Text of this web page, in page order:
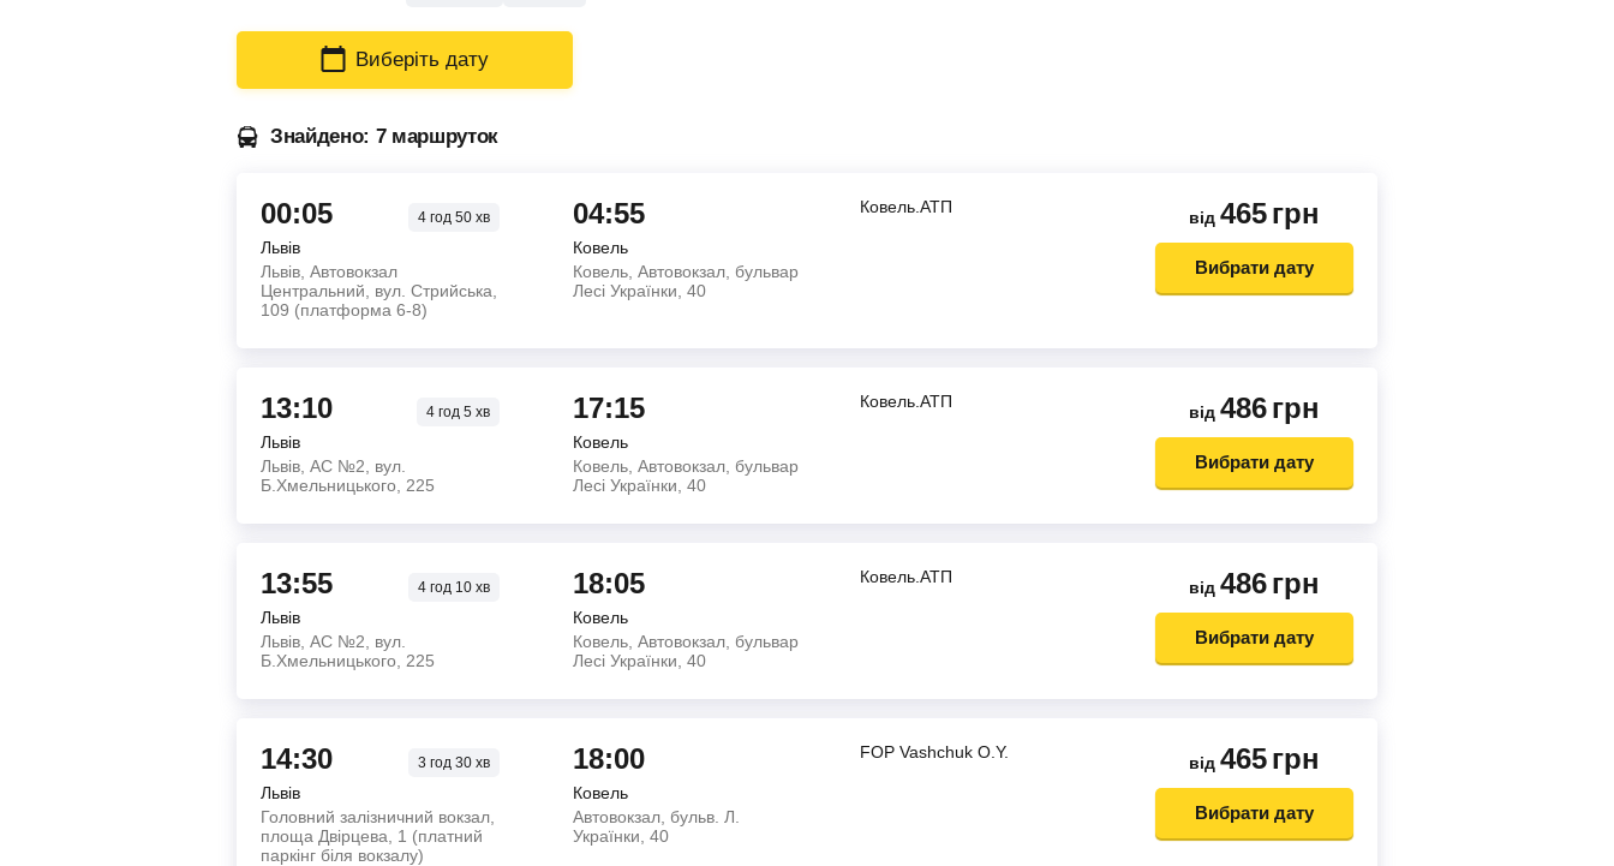
Виберіть дату
Знайдено: 7 маршруток
00:05 4 год50 хв
Львів
Львів, Автовокзал
Центральний, вул. Стрийська,
109 (платформа 6-8)
04:55
Ковель
Ковель, Автовокзал, бульвар
Лесі Українки, 40
Ковель.АТП
від 465грн
Вибрати дату
13:10 4 год5 хв
Львів
Львів, АС №2, вул.
Б.Хмельницького, 225
17:15
Ковель
Ковель, Автовокзал, бульвар
Лесі Українки, 40
Ковель.АТП
від 486грн
Вибрати дату
13:55 4 год10 хв
Львів
Львів, АС №2, вул.
Б.Хмельницького, 225
18:05
Ковель
Ковель, Автовокзал, бульвар
Лесі Українки, 40
Ковель.АТП
від 486грн
Вибрати дату
14:30 3 год30 хв
Львів
Головний залізничний вокзал,
площа Двірцева, 1 (платний
паркінг біля вокзалу)
18:00
Ковель
Автовокзал, бульв. Л.
Українки, 40
FOP Vashchuk O.Y.
від 465грн
Вибрати дату